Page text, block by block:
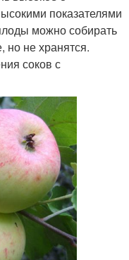
показателями
можно собирать
но не хранятся.
соков с